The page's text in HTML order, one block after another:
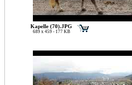
Kapelle (70).JPG
689 x 459 - 177 KB